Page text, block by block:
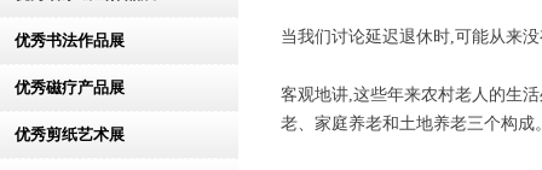
优秀书法作品展
优秀磁疗产品展
优秀剪纸艺术展
当我们讨论延迟退休时,可能从来
客观地讲,这些年来农村老人的生
老、家庭养老和土地养老三个构成